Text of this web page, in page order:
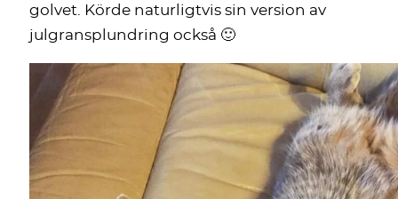
golvet. Körde naturligtvis sin version av
julgransplundring också 🙂